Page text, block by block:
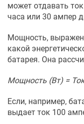
может отдавать
часа или 30 ампер
Мощность,
какой
батарея. Она
Мощность (Вт) =
Если, например,
выдает ток 100